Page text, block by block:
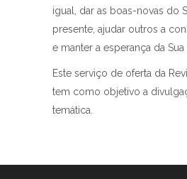
igual, dar as boas-novas do
presente, ajudar outros a
e manter a esperança da Sua
Este serviço de oferta da
tem como objetivo a
temática.